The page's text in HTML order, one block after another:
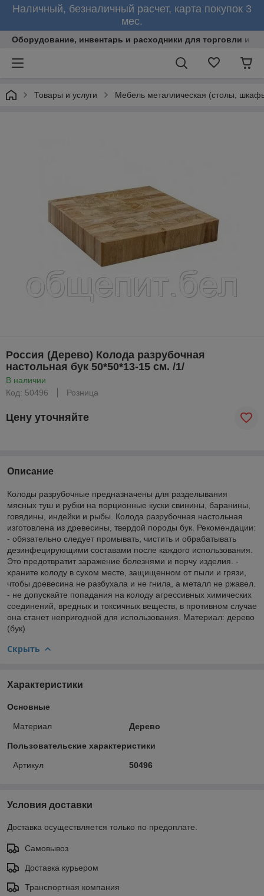
Наличный, безналичный расчет, карта покупок 3
мес.
Оборудование, инвентарь и расходники для торговли и
Товары и услуги Мебель металлическая (столы,
Россия (Дерево) Колода разрубочная
настольная бук 50*50*13-15 см. /1/
В наличии
Код: 50496
Розница
Цену уточняйте
Описание
Колоды разрубочные предназначены для разделывания
мясных туш и рубки на порционные куски свинины, баранины,
говядины, индейки и рыбы. Колода разрубочная настольная
изготовлена из древесины, твердой породы бук. Рекомендации:
- обязательно следует промывать, чистить и обрабатывать
дезинфецирующими составами после каждого использования.
Это предотвратит заражение болезнями и порчу изделия. -
храните колоду в сухом месте, защищенном от пыли и грязи,
чтобы древесина не разбухала и не гнила, а металл не ржавел.
- не допускайте попадания на колоду агрессивных химических
соединений, вредных и токсичных веществ, в противном случае
она станет непригодной для использования. Материал: дерево
(бук)
Скрыть
Характеристики
Основные
Материал Дерево
Пользовательские характеристики
Артикул 50496
Условия доставки
Доставка осуществляется только по предоплате.
Самовывоз
Доставка курьером
Транспортная компания